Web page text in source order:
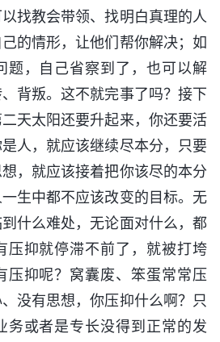
找教会带领、找明白真理的人
的情形，让他们帮你解决；如
题，自己省察到了，也可以解
背叛。这不就完事了吗？接下
天太阳还要升起来，你还要活
人，就应该继续尽本分，只要
，就应该接着把你该尽的本分
生中都不应该改变的目标。无
什么难处，无论面对什么，都
压抑就停滞不前了，就被打垮
压抑呢？窝囊废、笨蛋常常压
没有思想，你压抑什么啊？只
务或者是专长没得到正常的发